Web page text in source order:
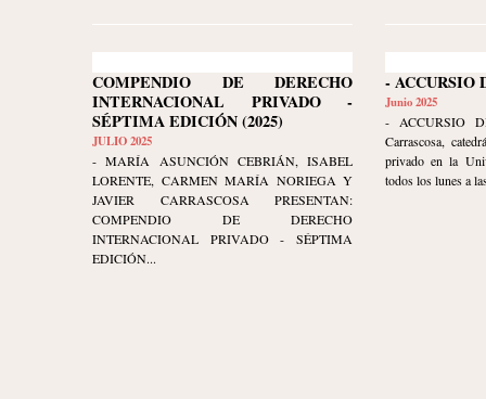
COMPENDIO DE DERECHO
INTERNACIONAL PRIVADO -
SÉPTIMA EDICIÓN (2025)
JULIO 2025
- MARÍA ASUNCIÓN CEBRIÁN, ISABEL
LORENTE, CARMEN MARÍA NORIEGA Y
JAVIER CARRASCOSA PRESENTAN:
COMPENDIO DE DERECHO
INTERNACIONAL PRIVADO - SÉPTIMA
EDICIÓN...
- ACCURSIO
Junio 2025
- ACCURSIO
Carrascosa,
privado en la
todos los lunes a